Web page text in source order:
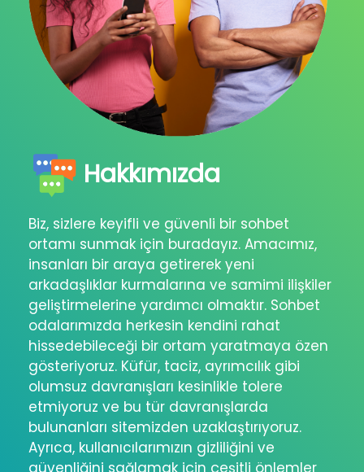
Hakkımızda
Biz, sizlere keyifli ve güvenli bir sohbet
ortamı sunmak için buradayız. Amacımız,
insanları bir araya getirerek yeni
arkadaşlıklar kurmalarına ve samimi ilişkiler
geliştirmelerine yardımcı olmaktır. Sohbet
odalarımızda herkesin kendini rahat
hissedebileceği bir ortam yaratmaya özen
gösteriyoruz. Küfür, taciz, ayrımcılık gibi
olumsuz davranışları kesinlikle tolere
etmiyoruz ve bu tür davranışlarda
bulunanları sitemizden uzaklaştırıyoruz.
Ayrıca, kullanıcılarımızın gizliliğini ve
güvenliğini sağlamak için çeşitli önlemler